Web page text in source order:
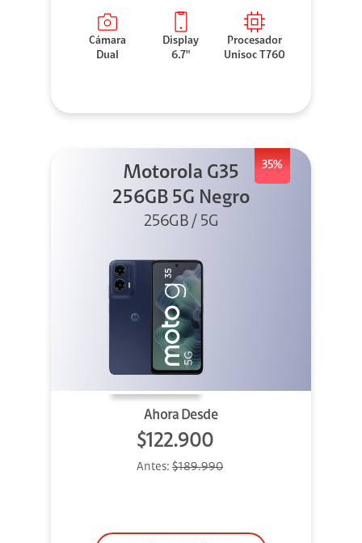
Cámara
Dual
Display
6.7"
Procesador
Unisoc T760
35%
Motorola G35
256GB 5G Negro
256GB / 5G
Ahora Desde
$122.900
Antes: $189.990